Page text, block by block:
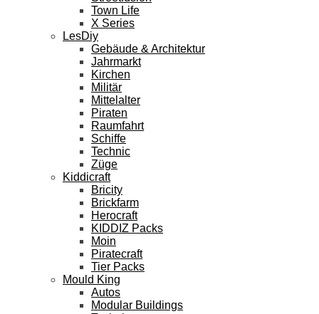
Town Life
X Series
LesDiy
Gebäude & Architektur
Jahrmarkt
Kirchen
Militär
Mittelalter
Piraten
Raumfahrt
Schiffe
Technic
Züge
Kiddicraft
Bricity
Brickfarm
Herocraft
KIDDIZ Packs
Moin
Piratecraft
Tier Packs
Mould King
Autos
Modular Buildings